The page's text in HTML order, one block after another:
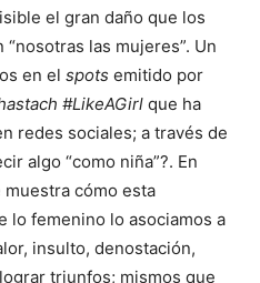
el gran daño que los
las mujeres”. Un
en el spots emitido por
#LikeAGirl que ha
redes sociales; a través de
algo “como niña”?. En
cómo esta
lo femenino lo asociamos a
insulto, denostación,
triunfos; mismos que